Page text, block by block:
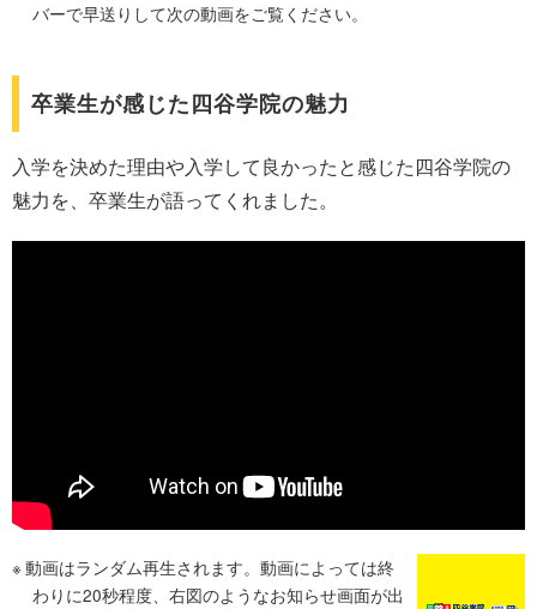
バーで早送りして次の動画をご覧ください。
卒業生が感じた四谷学院の魅力
入学を決めた理由や入学して良かったと感じた四谷学院の
魅力を、卒業生が語ってくれました。
動画はランダム再生されます。動画によっては終
わりに20秒程度、右図のようなお知らせ画面が出